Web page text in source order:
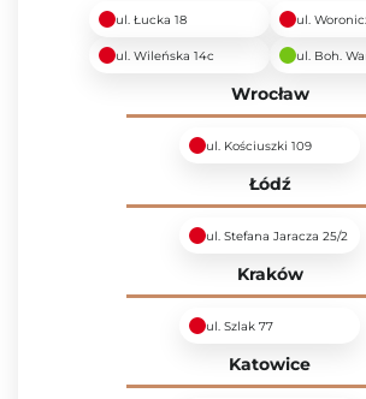
ul. Łucka 18 ul.
ul. Wileńska 14c ul. Boh.
Wrocław
ul. Kościuszki 109
Łódź
ul. Stefana Jaracza 25/2
Kraków
ul. Szlak 77
Katowice